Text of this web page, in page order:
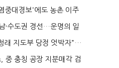
, 과...
중대경보'에도 농촌 이주
행군…'야...
·수도권 경선…운명의 일
래 지도부 당정 엇박자"…
지 오...
중 충칭 공장 지분매각 검